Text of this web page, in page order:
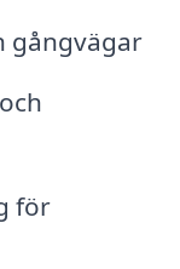
gångvägar
för